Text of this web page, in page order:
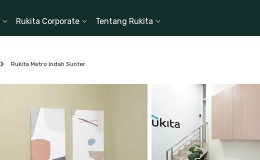
Rukita Corporate Tentang Rukita
Rukita Metro Indah Sunter